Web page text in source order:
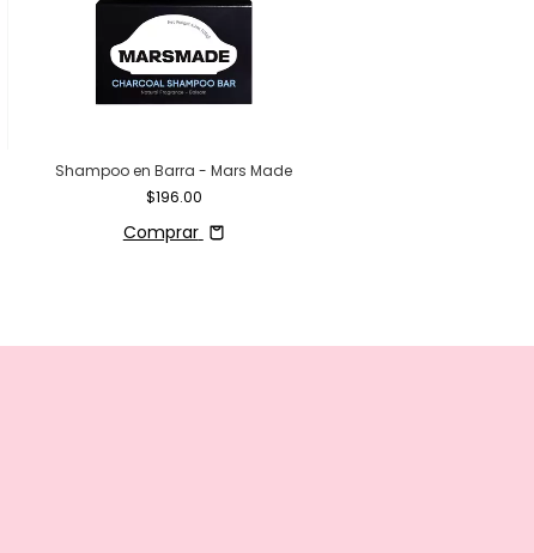
Shampoo en Barra - Mars Made
$196.00
Comprar